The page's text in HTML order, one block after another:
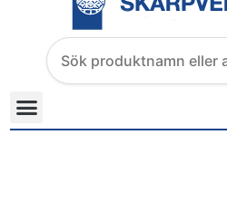
Search
products